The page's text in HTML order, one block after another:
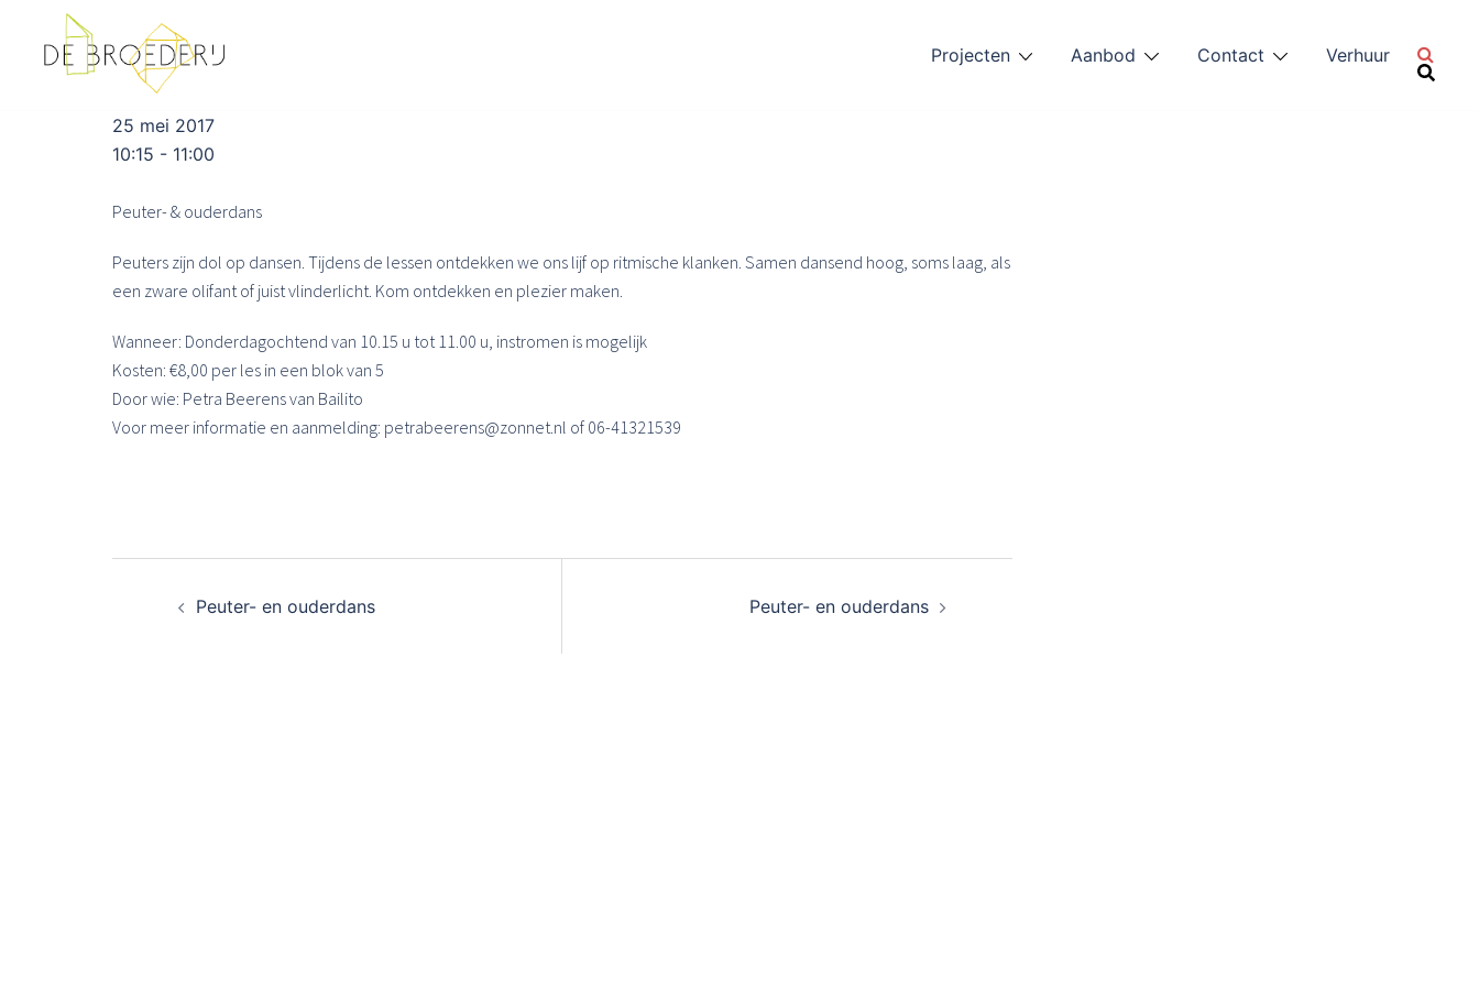
Projecten Aanbod Contact Verhuur
25 mei 2017
10:15 - 11:00
Peuter- & ouderdans
Peuters zijn dol op dansen. Tijdens de lessen ontdekken we ons lijf op ritmische klanken. Samen dansend hoog, soms laag, als
een zware olifant of juist vlinderlicht. Kom ontdekken en plezier maken.
Wanneer: Donderdagochtend van 10.15 u tot 11.00 u, instromen is mogelijk
Kosten: €8,00 per les in een blok van 5
Door wie: Petra Beerens van Bailito
Voor meer informatie en aanmelding: petrabeerens@zonnet.nl of 06-41321539
navigatiePeuter- en ouderdans Peuter- en ouderdans